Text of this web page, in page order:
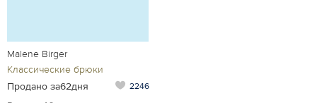
Malene Birger
Классические брюки
Продано за62дня
2246